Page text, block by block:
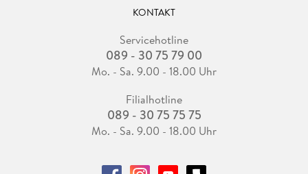
KONTAKT
Servicehotline
089 - 30 75 79 00
Mo. - Sa. 9.00 - 18.00 Uhr
Filialhotline
089 - 30 75 75 75
Mo. - Sa. 9.00 - 18.00 Uhr